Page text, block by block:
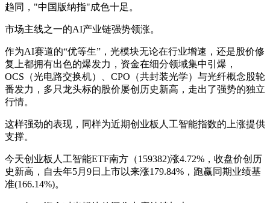
趋同，"中国版纳指"成色十足。
市场主线之一的AI产业链强势领涨。
作为AI赛道的“优等生”，光模块无论在行业增速，还是股价修
复上都拥有出色的爆发力，资金在细分领域集中引爆，
OCS（光电路交换机）、CPO（共封装光学）与光纤概念股轮
番发力，多只龙头标的股价屡创历史新高，走出了强势的独立
行情。
这样强劲的表现，同样为近期创业板人工智能指数的上涨提供
支撑。
今天创业板人工智能ETF南方（159382)涨4.72%，收盘价创历
史新高，自去年5月9日上市以来涨179.84%，跑赢同期业绩基
准(166.14%)。